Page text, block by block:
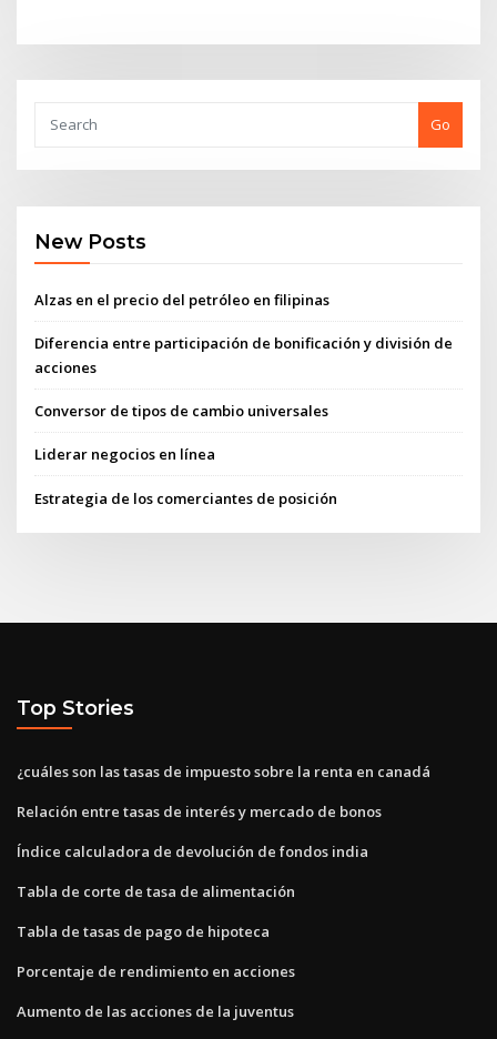
Go
New Posts
Alzas en el precio del petróleo en filipinas
Diferencia entre participación de bonificación y división de
acciones
Conversor de tipos de cambio universales
Liderar negocios en línea
Estrategia de los comerciantes de posición
Top Stories
¿cuáles son las tasas de impuesto sobre la renta en canadá
Relación entre tasas de interés y mercado de bonos
Índice calculadora de devolución de fondos india
Tabla de corte de tasa de alimentación
Tabla de tasas de pago de hipoteca
Porcentaje de rendimiento en acciones
Aumento de las acciones de la juventus